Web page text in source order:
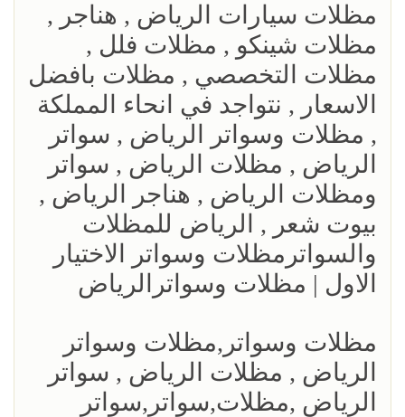
مظلات سيارات الرياض , هناجر ,
مظلات شينكو , مظلات فلل ,
مظلات التخصصي , مظلات بافضل
الاسعار , نتواجد في انحاء المملكة
, مظلات وسواتر الرياض , سواتر
الرياض , مظلات الرياض , سواتر
ومظلات الرياض , هناجر الرياض ,
بيوت شعر , الرياض للمظلات
والسواترمظلات وسواتر الاختيار
الاول | مظلات وسواترالرياض
مظلات وسواتر,مظلات وسواتر
الرياض , مظلات الرياض , سواتر
الرياض ,مظلات,سواتر,سواتر